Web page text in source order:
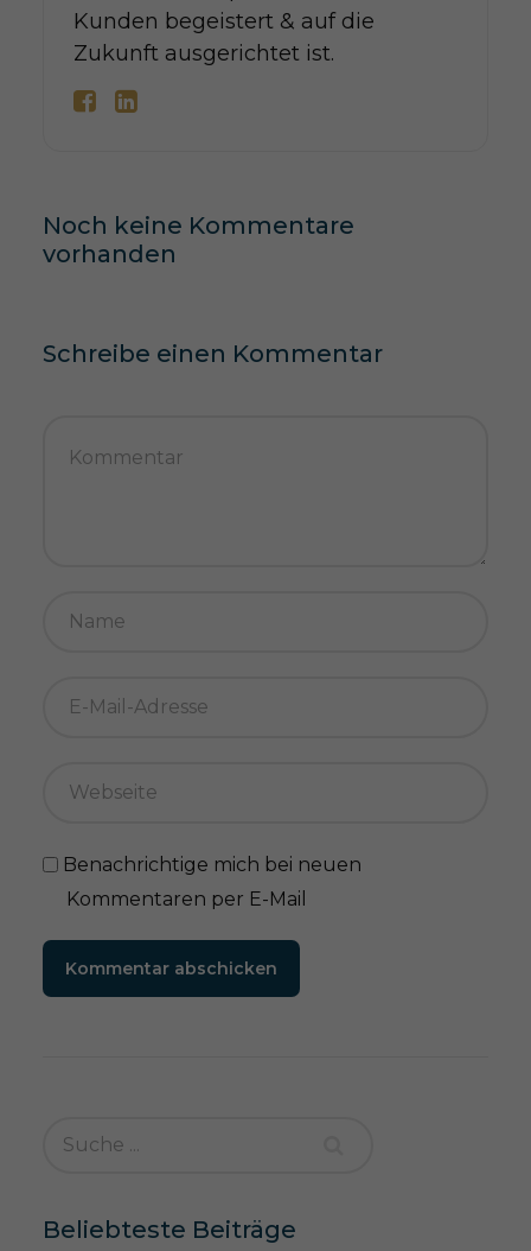
Kunden begeistert & auf die
Zukunft ausgerichtet ist.
Noch keine Kommentare
vorhanden
Schreibe einen Kommentar
Benachrichtige mich bei neuen
Kommentaren per E-Mail
Kommentar abschicken
Beliebteste Beiträge